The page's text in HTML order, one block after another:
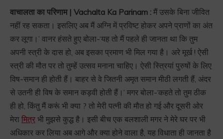
वाचालता का परिणाम | Vachalta Ka Parinam : मैं उसके बिना जीवित
नहीं रह सकता। इसलिए अब मैं अग्नि में प्रविष्ट होकर अपने प्राणों का अंत
कर लूगा।’ वानर हंसते हुए बोला-‘यह तो मैं पहले ही जानता था कि तुम
अपनी स्त्री के दास हो, अब इसका प्रमाण भी मिल गया है। अरे मूर्ख ! ऐसी
स्त्री की मौत पर तो तुम्हें उत्सव मनाना चाहिए। ऐसी स्त्रियां पुरुषों के लिए
विष-समान ही होती हैं। बाहर से वे जितनी अमृत समान मीठी लगती हैं, अंदर
से उतनी ही विष के समान कड़वी होती हैं।’ मगर बोला-‘कहते तो तुम ठीक
ही हो, किंतु मैं करूं भी क्या ? तो मेरी पत्नी की मौत हो गई और दूसरी ओर
मेरा मित्र भी मुझसे कुद्ध है। इसी बीच एक बलशाली मगर ने मेरे घर पर भी
अधिकार कर लिया अब आगे और क्या होने वाला है, यह विधाता ही जानता है